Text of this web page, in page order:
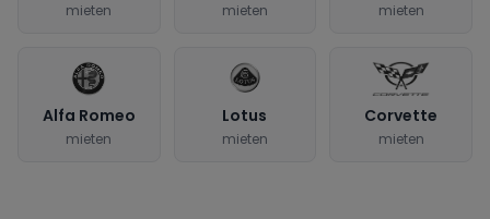
mieten mieten mieten
Alfa Romeo
mieten
Lotus
mieten
Corvette
mieten